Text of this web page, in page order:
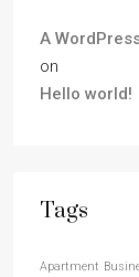
A
on
Hello world!
Tags
Apartment